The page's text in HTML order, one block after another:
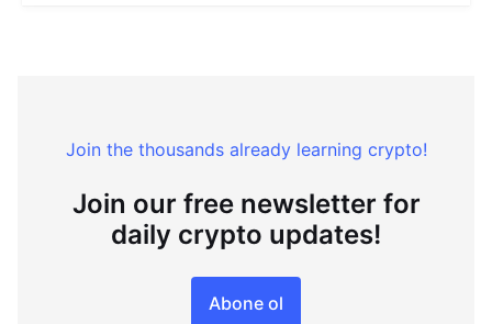
Join the thousands already learning crypto!
Join our free newsletter for
daily crypto updates!
Abone ol